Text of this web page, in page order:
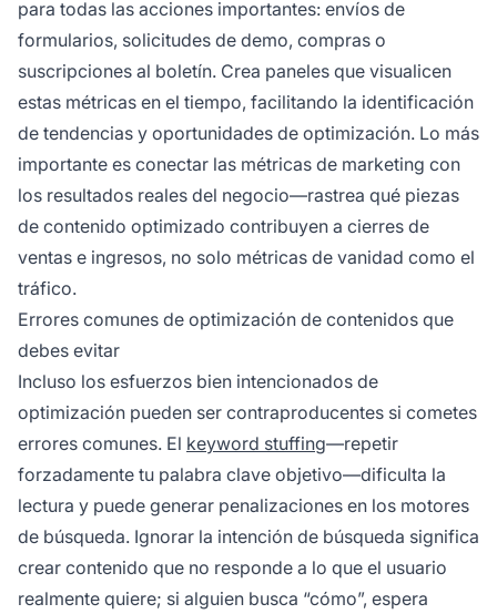
para todas las acciones importantes: envíos de
formularios, solicitudes de demo, compras o
suscripciones al boletín. Crea paneles que visualicen
estas métricas en el tiempo, facilitando la identificación
de tendencias y oportunidades de optimización. Lo más
importante es conectar las métricas de marketing con
los resultados reales del negocio—rastrea qué piezas
de contenido optimizado contribuyen a cierres de
ventas e ingresos, no solo métricas de vanidad como el
tráfico.
Errores comunes de optimización de contenidos que
debes evitar
Incluso los esfuerzos bien intencionados de
optimización pueden ser contraproducentes si cometes
errores comunes. El keyword stuffing—repetir
forzadamente tu palabra clave objetivo—dificulta la
lectura y puede generar penalizaciones en los motores
de búsqueda. Ignorar la intención de búsqueda significa
crear contenido que no responde a lo que el usuario
realmente quiere; si alguien busca “cómo”, espera